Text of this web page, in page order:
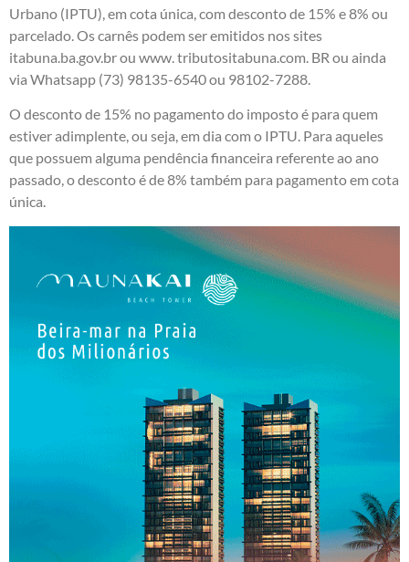
Urbano (IPTU), em cota única, com desconto de 15% e 8% ou
parcelado. Os carnês podem ser emitidos nos sites
itabuna.ba.gov.br ou www. tributositabuna.com. BR ou ainda
via Whatsapp (73) 98135-6540 ou 98102-7288.
O desconto de 15% no pagamento do imposto é para quem
estiver adimplente, ou seja, em dia com o IPTU. Para aqueles
que possuem alguma pendência financeira referente ao ano
passado, o desconto é de 8% também para pagamento em cota
única.